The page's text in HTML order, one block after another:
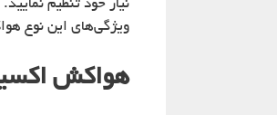
نیاز خود تنظیم
ویژگی‌های این نوع
هواکش